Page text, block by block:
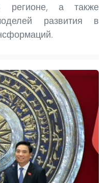
регионе, а также
развития в